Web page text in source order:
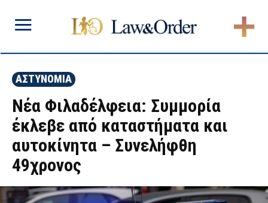
ΑΣΤΥΝΟΜΙΑ
Νέα Φιλαδέλφεια: Συμμορία
έκλεβε από καταστήματα και
αυτοκίνητα – Συνελήφθη
49χρονος